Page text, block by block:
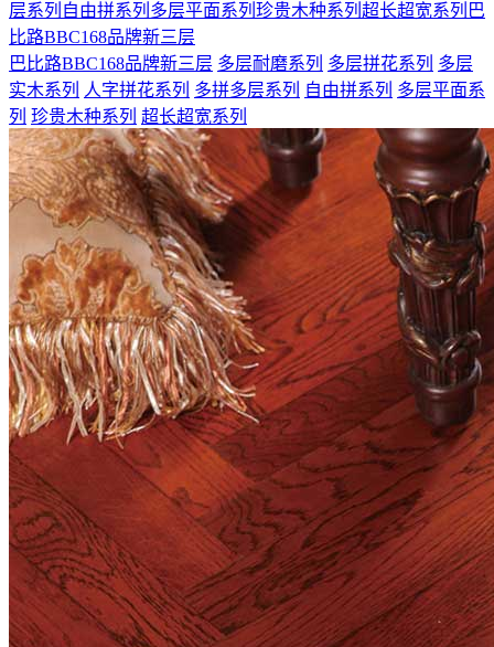
层系列 自由拼系列 多层平面系列 珍贵木种系列 超长超宽系列 巴
比路BBC168品牌新三层
巴比路BBC168品牌新三层 多层耐磨系列 多层拼花系列 多层
实木系列 人字拼花系列 多拼多层系列 自由拼系列 多层平面系
列 珍贵木种系列 超长超宽系列